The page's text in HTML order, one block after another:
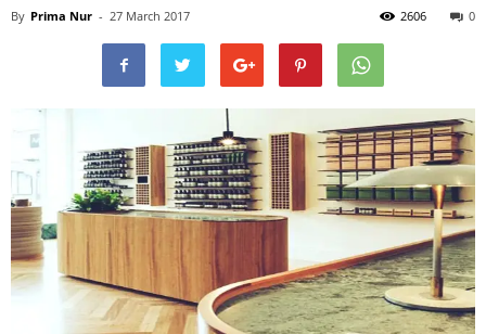
HPL,
Kertas,
By Prima Nur - 27 March 2017 0
2606